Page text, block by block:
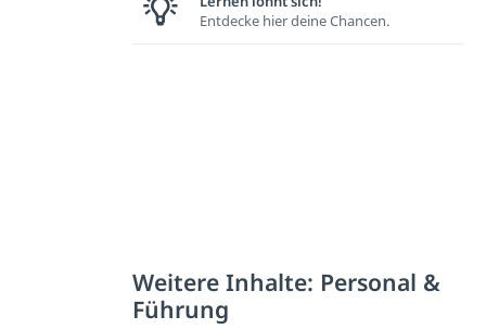
Entdecke hier deine Chancen.
Weitere Inhalte: Personal &
Führung